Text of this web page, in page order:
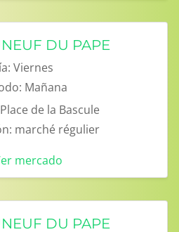
DU PAPE
Viernes
Mañana
Place de la Bascule
marché régulier
mercado
DU PAPE